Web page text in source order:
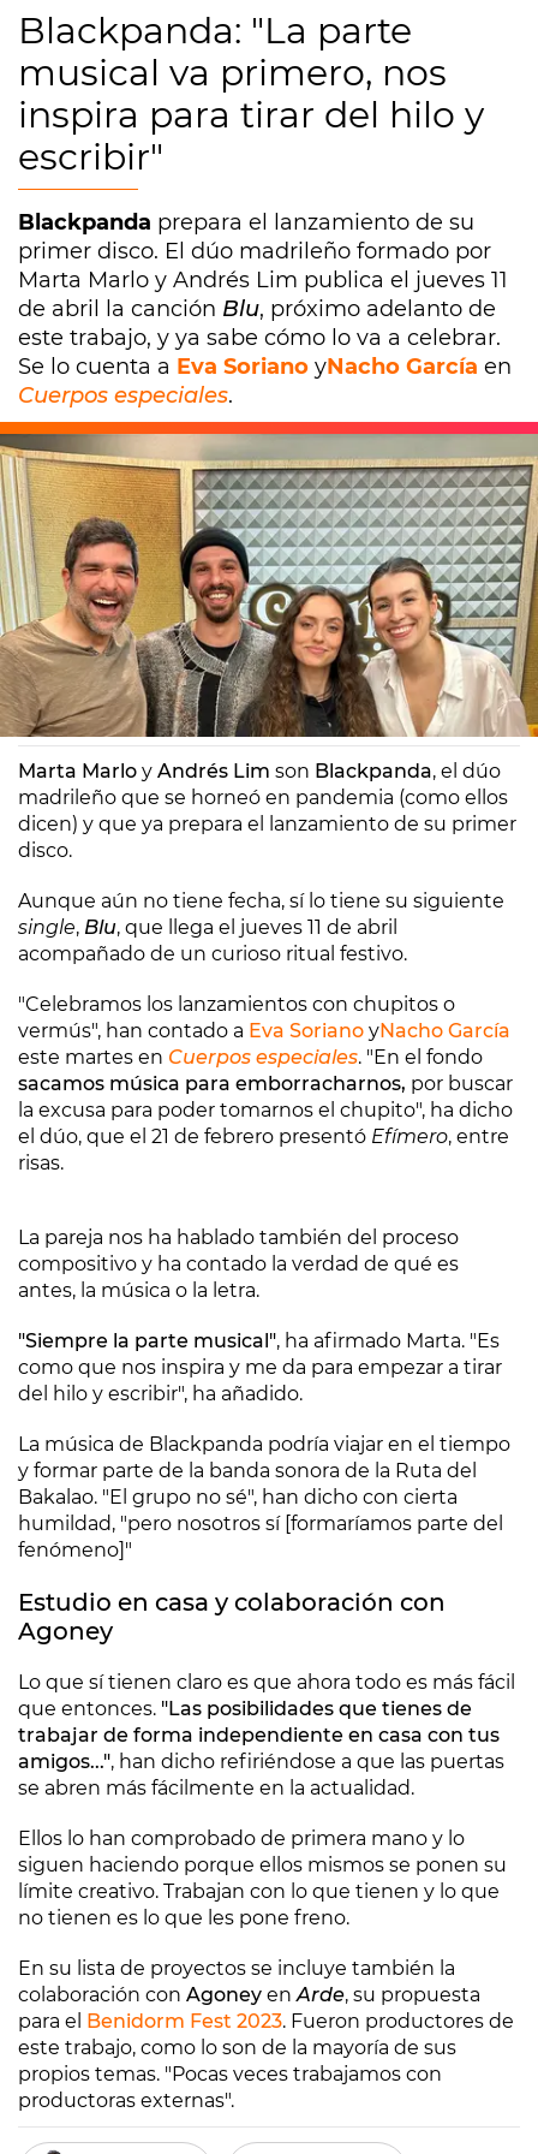
Blackpanda: "La parte
musical va primero, nos
inspira para tirar del hilo y
escribir"
Blackpanda prepara el lanzamiento de su
primer disco. El dúo madrileño formado por
Marta Marlo y Andrés Lim publica el jueves 11
de abril la canción Blu, próximo adelanto de
este trabajo, y ya sabe cómo lo va a celebrar.
Se lo cuenta a Eva Soriano yNacho García en
Cuerpos especiales.
Europa FM
Madrid 02/04/2024 16:03
Marta Marlo y Andrés Lim son Blackpanda, el dúo
madrileño que se horneó en pandemia (como ellos
dicen) y que ya prepara el lanzamiento de su primer
disco.
Aunque aún no tiene fecha, sí lo tiene su siguiente
single, Blu, que llega el jueves 11 de abril
acompañado de un curioso ritual festivo.
"Celebramos los lanzamientos con chupitos o
vermús", han contado a Eva Soriano yNacho García
este martes en Cuerpos especiales. "En el fondo
sacamos música para emborracharnos, por buscar
la excusa para poder tomarnos el chupito", ha dicho
el dúo, que el 21 de febrero presentó Efímero, entre
risas.
La pareja nos ha hablado también del proceso
compositivo y ha contado la verdad de qué es
antes, la música o la letra.
"Siempre la parte musical", ha afirmado Marta. "Es
como que nos inspira y me da para empezar a tirar
del hilo y escribir", ha añadido.
La música de Blackpanda podría viajar en el tiempo
y formar parte de la banda sonora de la Ruta del
Bakalao. "El grupo no sé", han dicho con cierta
humildad, "pero nosotros sí [formaríamos parte del
fenómeno]"
Estudio en casa y colaboración con
Agoney
Lo que sí tienen claro es que ahora todo es más fácil
que entonces. "Las posibilidades que tienes de
trabajar de forma independiente en casa con tus
amigos...", han dicho refiriéndose a que las puertas
se abren más fácilmente en la actualidad.
Ellos lo han comprobado de primera mano y lo
siguen haciendo porque ellos mismos se ponen su
límite creativo. Trabajan con lo que tienen y lo que
no tienen es lo que les pone freno.
En su lista de proyectos se incluye también la
colaboración con Agoney enArde, su propuesta
para el Benidorm Fest 2023. Fueron productores de
este trabajo, como lo son de la mayoría de sus
propios temas. "Pocas veces trabajamos con
productoras externas".